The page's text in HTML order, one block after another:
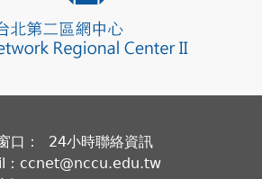
口： 24小時聯絡資訊
：ccnet@nccu.edu.tw